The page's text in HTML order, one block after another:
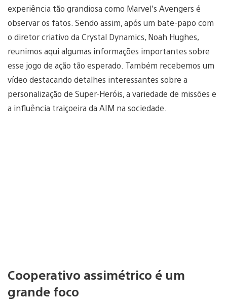
experiência tão grandiosa como Marvel’s Avengers é
observar os fatos. Sendo assim, após um bate-papo com
o diretor criativo da Crystal Dynamics, Noah Hughes,
reunimos aqui algumas informações importantes sobre
esse jogo de ação tão esperado. Também recebemos um
vídeo destacando detalhes interessantes sobre a
personalização de Super-Heróis, a variedade de missões e
a influência traiçoeira da AIM na sociedade.
Cooperativo assimétrico é um
grande foco